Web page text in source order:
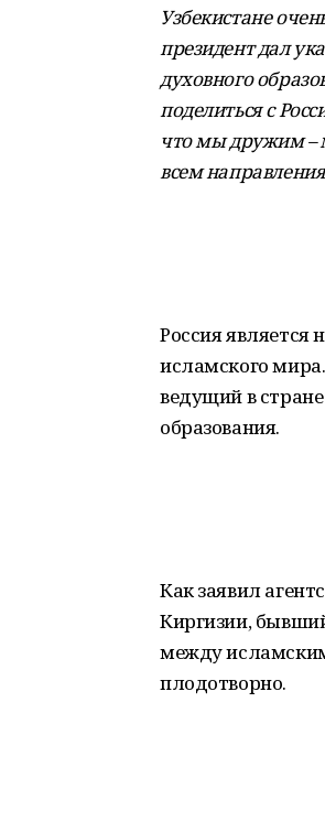
Узбекистане
президент дал
духовного
поделиться с
что мы дружим –
всем
Россия
исламского
ведущий в
образования.
Как заявил
Киргизии,
между
плодотворно.